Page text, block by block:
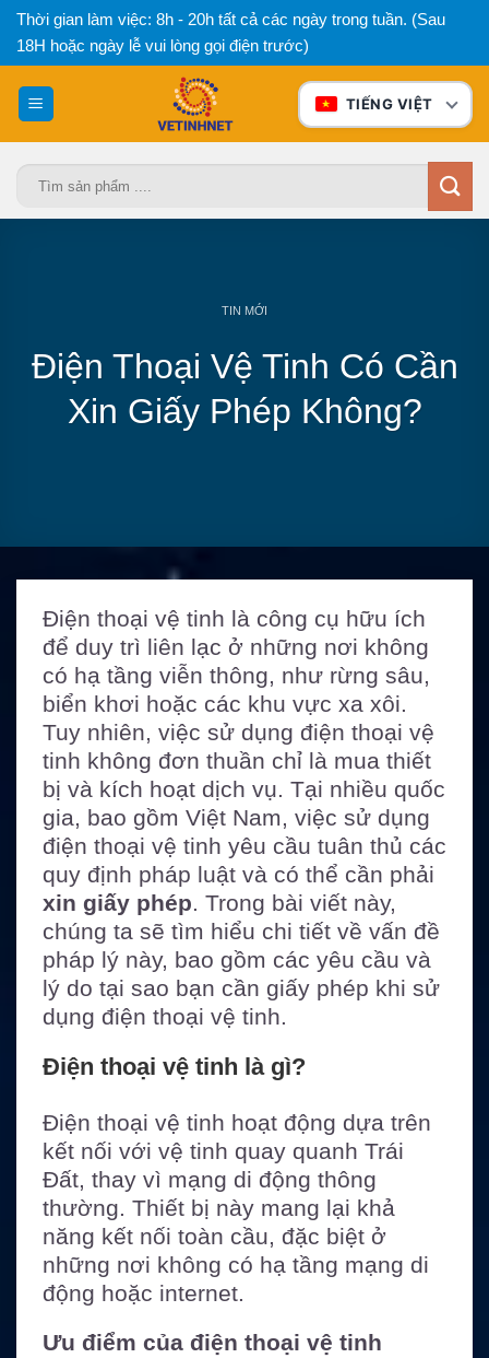
Bỏ
qua
nội
dung
Thời gian làm việc: 8h - 20h tất cả các ngày trong tuần. (Sau
18H hoặc ngày lễ vui lòng gọi điện trước)
TIẾNG VIỆT
TIN MỚI
Điện Thoại Vệ Tinh Có Cần
Xin Giấy Phép Không?
Điện thoại vệ tinh là công cụ hữu ích
để duy trì liên lạc ở những nơi không
có hạ tầng viễn thông, như rừng sâu,
biển khơi hoặc các khu vực xa xôi.
Tuy nhiên, việc sử dụng điện thoại vệ
tinh không đơn thuần chỉ là mua thiết
bị và kích hoạt dịch vụ. Tại nhiều quốc
gia, bao gồm Việt Nam, việc sử dụng
điện thoại vệ tinh yêu cầu tuân thủ các
quy định pháp luật và có thể cần phải
xin giấy phép. Trong bài viết này,
chúng ta sẽ tìm hiểu chi tiết về vấn đề
pháp lý này, bao gồm các yêu cầu và
lý do tại sao bạn cần giấy phép khi sử
dụng điện thoại vệ tinh.
Điện thoại vệ tinh là gì?
Điện thoại vệ tinh hoạt động dựa trên
kết nối với vệ tinh quay quanh Trái
Đất, thay vì mạng di động thông
thường. Thiết bị này mang lại khả
năng kết nối toàn cầu, đặc biệt ở
những nơi không có hạ tầng mạng di
động hoặc internet.
Ưu điểm của điện thoại vệ tinh